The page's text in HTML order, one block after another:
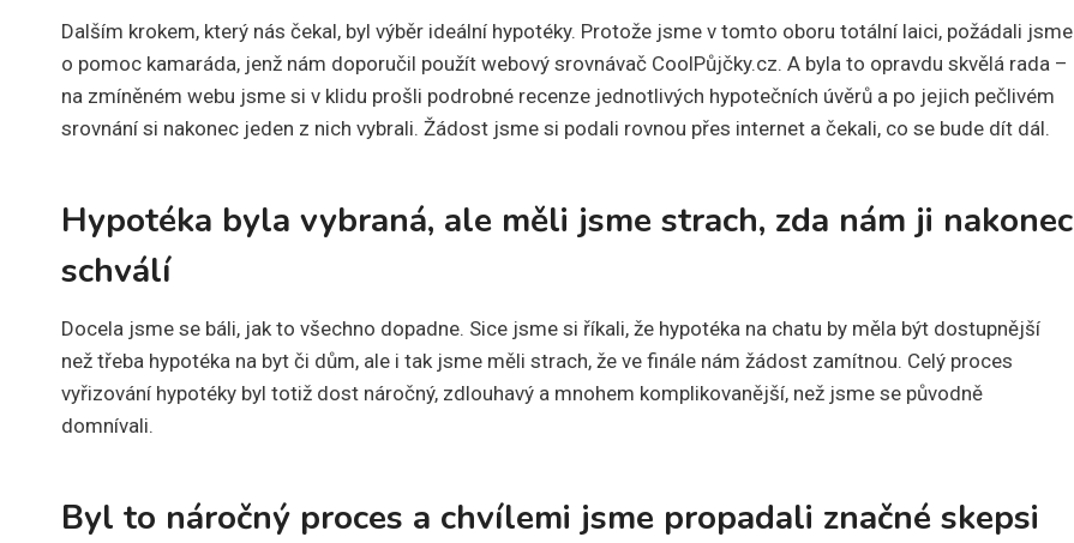
Dalším krokem, který nás čekal, byl výběr ideální hypotéky. Protože jsme v tomto oboru totální laici, požádali jsme
o pomoc kamaráda, jenž nám doporučil použít webový srovnávač CoolPůjčky.cz. A byla to opravdu skvělá rada –
na zmíněném webu jsme si v klidu prošli podrobné recenze jednotlivých hypotečních úvěrů a po jejich pečlivém
srovnání si nakonec jeden z nich vybrali. Žádost jsme si podali rovnou přes internet a čekali, co se bude dít dál.
Hypotéka byla vybraná, ale měli jsme strach, zda nám ji nakonec
schválí
Docela jsme se báli, jak to všechno dopadne. Sice jsme si říkali, že hypotéka na chatu by měla být dostupnější
než třeba hypotéka na byt či dům, ale i tak jsme měli strach, že ve finále nám žádost zamítnou. Celý proces
vyřizování hypotéky byl totiž dost náročný, zdlouhavý a mnohem komplikovanější, než jsme se původně
domnívali.
Byl to náročný proces a chvílemi jsme propadali značné skepsi